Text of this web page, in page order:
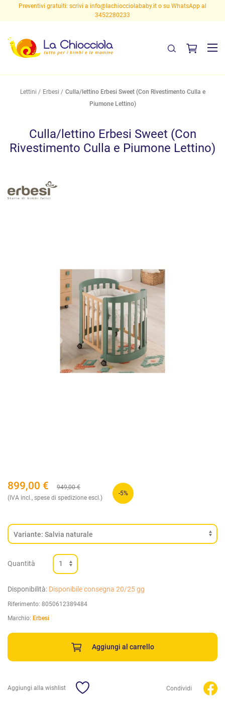
Preventivi gratuiti: scrivi a info@lachiocciolababy.it o su WhatsApp al
3452280233
Lettini Erbesi
Culla/lettino Erbesi Sweet (Con Rivestimento Culla e
Piumone Lettino)
Culla/lettino Erbesi Sweet (Con
Rivestimento Culla e Piumone Lettino)
899,00 € 949,00€
(IVA incl., spese di spedizione escl.)
-5%
Quantità
Disponibilità: Disponibile consegna 20/25 gg
Riferimento: 8050612389484
Marchio: Erbesi
Aggiungi al carrello
Aggiungi alla wishlist Condividi